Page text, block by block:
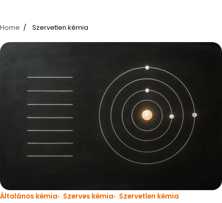
Home Szervetlen kémia
Általános kémia Szerves kémia Szervetlen kémia